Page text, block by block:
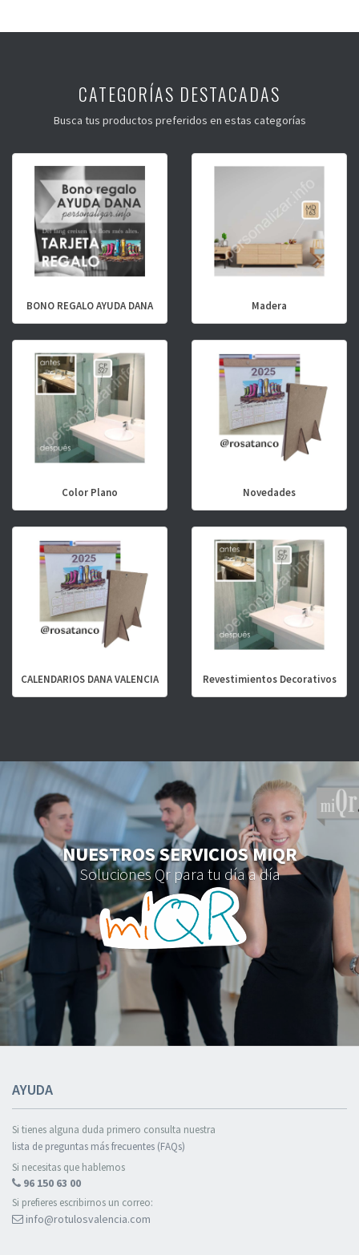
CATEGORÍAS DESTACADAS
Busca tus productos preferidos en estas categorías
BONO REGALO AYUDA DANA Madera
Color Plano Novedades
CALENDARIOS DANA VALENCIA Revestimientos Decorativos
NUESTROS SERVICIOS MIQR
Soluciones Qr para tu día a día
AYUDA
Si tienes alguna duda primero consulta nuestra
lista de preguntas más frecuentes (FAQs)
Si necesitas que hablemos
96 150 63 00
Si prefieres escribirnos un correo:
info@rotulosvalencia.com